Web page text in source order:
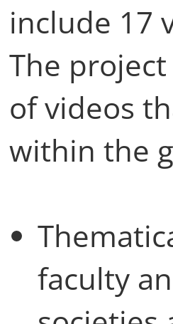
include 17
The
of videos
within the
faculty